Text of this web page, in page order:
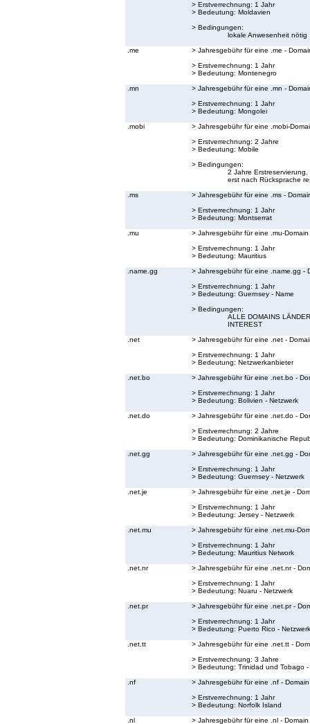
> Erstverrechnung: 1 Jahr
> Bedeutung: Moldavien
> Bedingungen:
lokale Anwesenheit nötig
.me
> Jahresgebühr für eine .me -
> Erstverrechnung: 1 Jahr
> Bedeutung: Montenegro
.mn
> Jahresgebühr für eine .mn -
> Erstverrechnung: 1 Jahr
> Bedeutung: Mongolei
.mobi
> Jahresgebühr für eine .mobi-
> Erstverrechnung: 2 Jahre
> Bedeutung: Mobile
> Bedingungen:
2 Jahre
erst nach Rücksprache
.ms
> Jahresgebühr für eine .ms -
> Erstverrechnung: 1 Jahr
> Bedeutung: Montserrat
.mu
> Jahresgebühr für eine .mu-Domain
> Erstverrechnung: 1 Jahr
> Bedeutung: Mauritius
.name.gg
> Jahresgebühr für eine .name.gg -
> Erstverrechnung: 1 Jahr
> Bedeutung: Guernsey - Name
> Bedingungen:
ALLE DOMAINS
INTEREST
.net
> Jahresgebühr für eine .net -
> Erstverrechnung: 1 Jahr
> Bedeutung: Netzwerkanbieter
.net.bo
> Jahresgebühr für eine .net.bo -
> Erstverrechnung: 1 Jahr
> Bedeutung: Bolivien - Netzwerk
.net.do
> Jahresgebühr für eine .net.do -
> Erstverrechnung: 2 Jahre
> Bedeutung: Dominikanische
.net.gg
> Jahresgebühr für eine .net.gg -
> Erstverrechnung: 1 Jahr
> Bedeutung: Guernsey - Netzwerk
.net.je
> Jahresgebühr für eine .net.je -
> Erstverrechnung: 1 Jahr
> Bedeutung: Jersey - Netzwerk
.net.mu
> Jahresgebühr für eine .net.mu-
> Erstverrechnung: 1 Jahr
> Bedeutung: Mauritius Network
.net.nr
> Jahresgebühr für eine .net.nr -
> Erstverrechnung: 1 Jahr
> Bedeutung: Nuaru - Netzwerk
.net.pr
> Jahresgebühr für eine .net.pr -
> Erstverrechnung: 1 Jahr
> Bedeutung: Puerto Rico - Netzwerk
.net.tt
> Jahresgebühr für eine .net.tt -
> Erstverrechnung: 3 Jahre
> Bedeutung: Trinidad und Tobago -
.nf
> Jahresgebühr für eine .nf - Domain
> Erstverrechnung: 1 Jahr
> Bedeutung: Norfolk Island
.nl
> Jahresgebühr für eine .nl - Domain